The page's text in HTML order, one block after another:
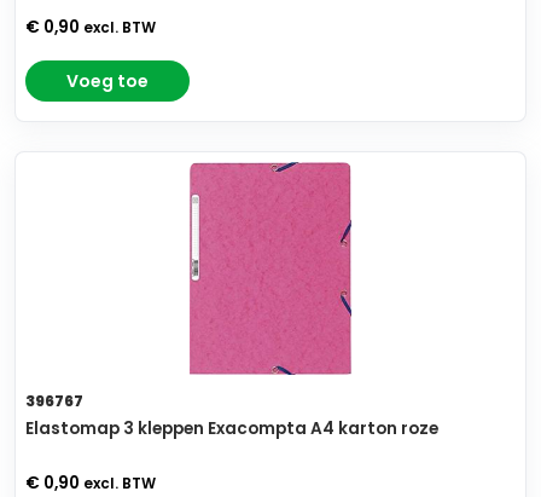
€ 0,90 excl. BTW
Voeg toe
396767
Elastomap 3 kleppen Exacompta A4 karton roze
€ 0,90 excl. BTW